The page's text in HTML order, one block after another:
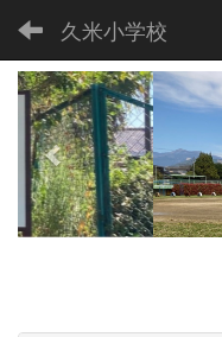
久米小学校
p
r
e
v
i